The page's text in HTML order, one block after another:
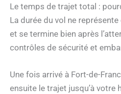
Le temps de trajet total :
La durée du vol ne
et se termine bien après
contrôles de sécurité et
Une fois arrivé à Fort-de-
ensuite le trajet jusqu’à votre